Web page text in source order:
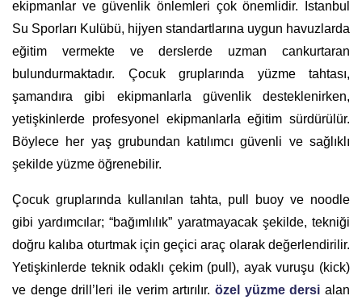
ekipmanlar ve güvenlik önlemleri çok önemlidir. İstanbul
Su Sporları Kulübü, hijyen standartlarına uygun havuzlarda
eğitim vermekte ve derslerde uzman cankurtaran
bulundurmaktadır. Çocuk gruplarında yüzme tahtası,
şamandıra gibi ekipmanlarla güvenlik desteklenirken,
yetişkinlerde profesyonel ekipmanlarla eğitim sürdürülür.
Böylece her yaş grubundan katılımcı güvenli ve sağlıklı
şekilde yüzme öğrenebilir.
Çocuk gruplarında kullanılan tahta, pull buoy ve noodle
gibi yardımcılar; “bağımlılık” yaratmayacak şekilde, tekniği
doğru kalıba oturtmak için geçici araç olarak değerlendirilir.
Yetişkinlerde teknik odaklı çekim (pull), ayak vuruşu (kick)
ve denge drill’leri ile verim artırılır. özel yüzme dersi alan